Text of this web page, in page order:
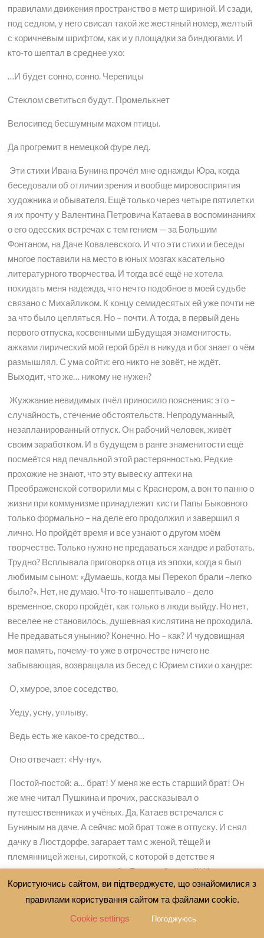
правилами движения пространство в метр шириной. И сзади,
под седлом, у него свисал такой же жестяный номер, желтый
с коричневым шрифтом, как и у площадки за биндюгами. И
кто-то шептал в среднее ухо:
…И будет сонно, сонно. Черепицы
Стеклом светиться будут. Промелькнет
Велосипед бесшумным махом птицы.
Да прогремит в немецкой фуре лед.
Эти стихи Ивана Бунина прочёл мне однажды Юра, когда
беседовали об отличии зрения и вообще мировосприятия
художника и обывателя. Ещё только через четыре пятилетки
я их прочту у Валентина Петровича Катаева в воспоминаниях
о его одесских встречах с тем гением — за Большим
Фонтаном, на Даче Ковалевского. И что эти стихи и беседы
многое поставили на место в юных мозгах касательно
литературного творчества. И тогда всё ещё не хотела
покидать меня надежда, что нечто подобное в моей судьбе
связано с Михайликом. К концу семидесятых ей уже почти не
за что было цепляться. Но – почти. А тогда, в первый день
первого отпуска, косвенными шБудущая знаменитость.
ажками лирический мой герой брёл в никуда и бог знает о чём
размышлял. С ума сойти: его никто не зовёт, не ждёт.
Выходит, что же… никому не нужен?
Жужжание невидимых пчёл приносило пояснения: это –
случайность, стечение обстоятельств. Непродуманный,
незапланированный отпуск. Он рабочий человек, живёт
своим заработком. И в будущем в ранге знаменитости ещё
посмеётся над печальной этой растерянностью. Редкие
прохожие не знают, что эту вывеску аптеки на
Преображенской сотворили мы с Краснером, а вон то панно о
жизни при коммунизме принадлежит кисти Папы Быковного
только формально – на деле его продолжил и завершил я
лично. Но пройдёт время и все узнают о другом моём
творчестве. Только нужно не предаваться хандре и работать.
Трудно? Всплывала приговорка отца из эпохи, когда я был
любимым сыном: «Думаешь, когда мы Перекоп брали –легко
было?». Нет, не думаю. Что-то нашептывало – дело
временное, скоро пройдёт, как только в люди выйду. Но нет,
веселее не становилось, душевная кислятина не проходила.
Не предаваться унынию? Конечно. Но – как? И чудовищная
моя память, почему-то уже в отрочестве ничего не
забывающая, возвращала из бесед с Юрием стихи о хандре:
О, хмурое, злое соседство,
Уеду, усну, уплыву,
Ведь есть же какое-то средство…
Оно отвечает: «Ну-ну».
Постой-постой: а… брат! У меня же есть старший брат! Он
же мне читал Пушкина и прочих, рассказывал о
путешественниках и учёных. Да, Катаев встречался с
Буниным на даче. А сейчас мой брат тоже в отпуску. И снял
дачку в Люстдорфе, загарает там с женой, тёщей и
племянницей жены, сироткой, с которой в детстве я
познакомился на его свадьбе. Господибожемой! И сел я на
трамвай номер двадцать девять. О котором было известно,
что он дольше всех других маршрутов — около часа до
конечной. И что от вокзала проходит между кладбищем и
Користуючись сайтом, ви підтверджуєте, що ознайомилися з
правилами користування сайтом та файлами cookie.
Cookie settings
Погоджуюсь